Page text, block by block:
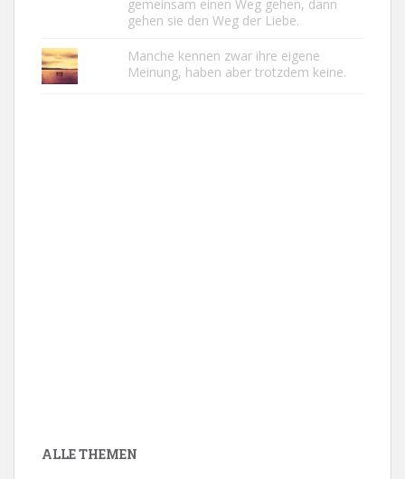
gemeinsam einen Weg gehen, dann
gehen sie den Weg der Liebe.
Manche kennen zwar ihre eigene
Meinung, haben aber trotzdem keine.
ALLE THEMEN